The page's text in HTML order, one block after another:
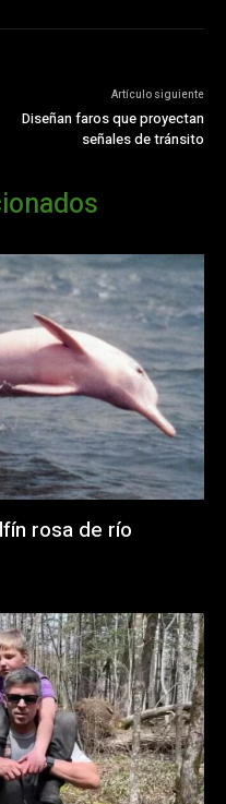
Artículo siguiente
Diseñan faros que proyectan
señales de tránsito
rosa de río